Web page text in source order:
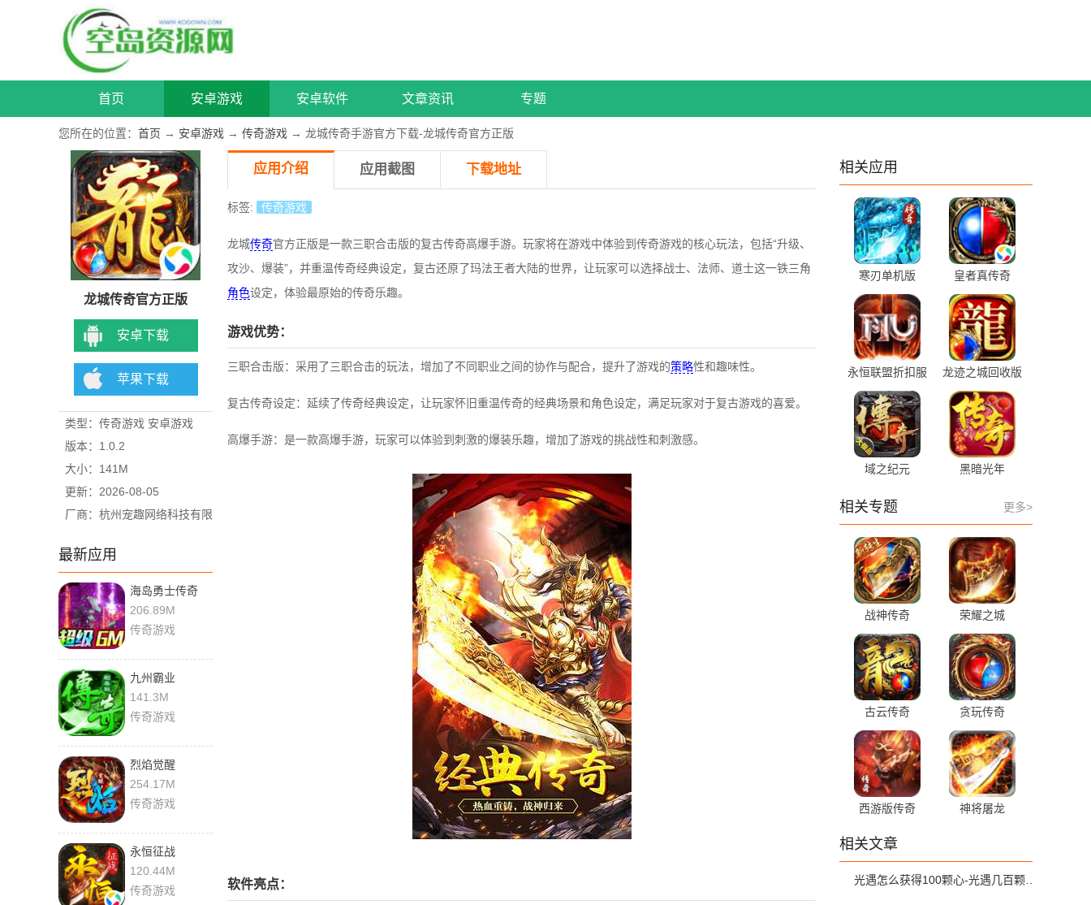
首页 安卓游戏 安卓软件 文章资讯 专题
您所在的位置： 首页 → 安卓游戏 → 传奇游戏 → 龙城传奇手游官方下载-龙城传奇官方正版
龙城传奇官方正版
安卓下载
苹果下载
类型：传奇游戏 安卓游戏
版本：1.0.2
大小：141M
更新：2026-08-05
厂商：杭州宠趣网络科技有限
最新应用
海岛勇士传奇
206.89M
传奇游戏
九州霸业
141.3M
传奇游戏
烈焰觉醒
254.17M
传奇游戏
永恒征战
120.44M
传奇游戏
应用介绍 应用截图 下载地址
标签: 传奇游戏
龙城传奇官方正版是一款三职合击版的复古传奇高爆手游。玩家将在游戏中体验到传奇游戏的核心玩法，包括“升级、
攻沙、爆装”，并重温传奇经典设定，复古还原了玛法王者大陆的世界，让玩家可以选择战士、法师、道士这一铁三角
角色设定，体验最原始的传奇乐趣。
游戏优势：
三职合击版：采用了三职合击的玩法，增加了不同职业之间的协作与配合，提升了游戏的策略性和趣味性。
复古传奇设定：延续了传奇经典设定，让玩家怀旧重温传奇的经典场景和角色设定，满足玩家对于复古游戏的喜爱。
高爆手游：是一款高爆手游，玩家可以体验到刺激的爆装乐趣，增加了游戏的挑战性和刺激感。
软件亮点：
相关应用
寒刃单机版 皇者真传奇
永恒联盟折扣服 龙迹之城回收版
域之纪元 黑暗光年
更多>
相关专题
战神传奇 荣耀之城
古云传奇 贪玩传奇
西游版传奇 神将屠龙
相关文章